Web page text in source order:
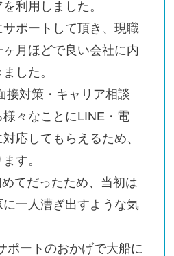
利用しました。
ポートして頂き、現職
月ほどで良い会社に内
した。
接対策・キャリア相談
々なことにLINE・電
応してもらえるため、
す。
てだったため、当初は
一人漕ぎ出すような気
ポートのおかげで大船に